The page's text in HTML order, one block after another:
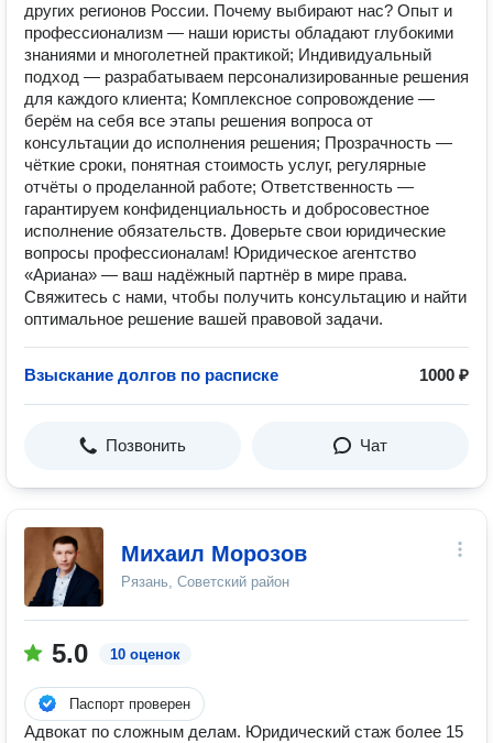
других регионов России. Почему выбирают нас? Опыт и
профессионализм — наши юристы обладают глубокими
знаниями и многолетней практикой; Индивидуальный
подход — разрабатываем персонализированные решения
для каждого клиента; Комплексное сопровождение —
берём на себя все этапы решения вопроса от
консультации до исполнения решения; Прозрачность —
чёткие сроки, понятная стоимость услуг, регулярные
отчёты о проделанной работе; Ответственность —
гарантируем конфиденциальность и добросовестное
исполнение обязательств. Доверьте свои юридические
вопросы профессионалам! Юридическое агентство
«Ариана» — ваш надёжный партнёр в мире права.
Свяжитесь с нами, чтобы получить консультацию и найти
оптимальное решение вашей правовой задачи.
Взыскание долгов по расписке 1000 ₽
Позвонить Чат
Михаил Морозов
Рязань, Советский район
5.0 10 оценок
Паспорт проверен
Адвокат по сложным делам. Юридический стаж более 15